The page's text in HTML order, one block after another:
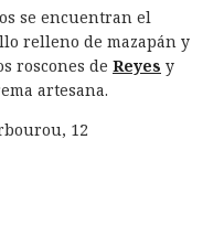
se encuentran el
relleno de mazapán y
roscones de Reyes y
artesana.
12